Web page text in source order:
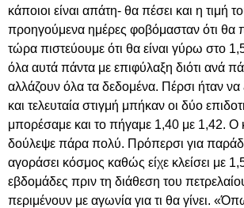
κάποιοι είναι απάτη- θα πέσει και η τιμή
προηγούμενα ημέρες φοβόμασταν ότι θα
τώρα πιστεύουμε ότι θα είναι γύρω στο
όλα αυτά πάντα με επιφύλαξη διότι ανά
αλλάζουν όλα τα δεδομένα. Πέρσι ήταν να
και τελευταία στιγμή μπήκαν οι δύο
μπορέσαμε και το πήγαμε 1,40 με 1,42. Ο
δούλεψε πάρα πολύ. Πρόπερσι για
αγοράσει κόσμος καθώς είχε κλείσει με
εβδομάδες πριν τη διάθεση του
περιμένουν με αγωνία για τι θα γίνει.